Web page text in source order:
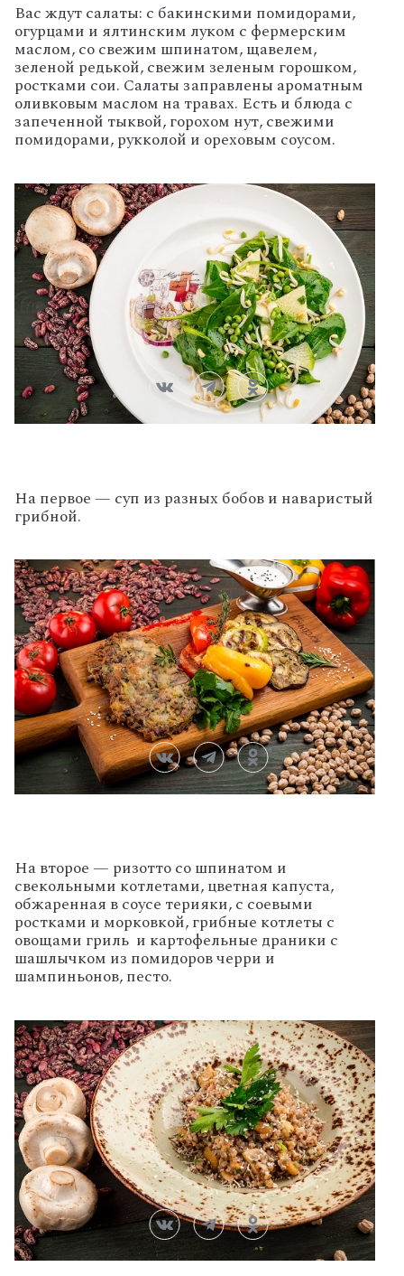
Вас ждут салаты: с бакинскими помидорами,
огурцами и ялтинским луком с фермерским
маслом, со свежим шпинатом, щавелем,
зеленой редькой, свежим зеленым горошком,
ростками сои. Салаты заправлены ароматным
оливковым маслом на травах. Есть и блюда с
запеченной тыквой, горохом нут, свежими
помидорами, рукколой и ореховым соусом.
На первое — суп из разных бобов и наваристый
грибной.
На второе — ризотто со шпинатом и
свекольными котлетами, цветная капуста,
обжаренная в соусе терияки, с соевыми
ростками и морковкой, грибные котлеты с
овощами гриль и картофельные драники с
шашлычком из помидоров черри и
шампиньонов, песто.